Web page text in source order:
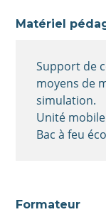
Matériel
Support de
moyens de
simulation.
Unité mobile
Bac à feu
Formateur